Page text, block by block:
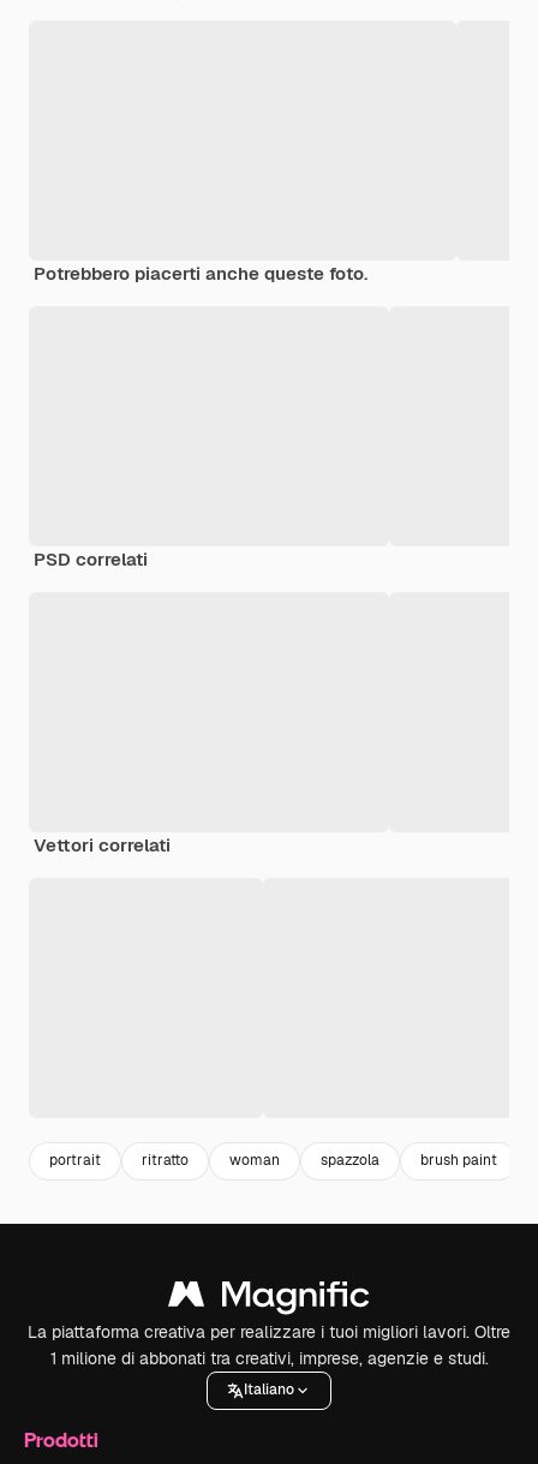
Potrebbero piacerti anche queste foto.
PSD correlati
Vettori correlati
portrait ritratto woman spazzola brush paint
La piattaforma creativa per realizzare i tuoi migliori lavori. Oltre
1 milione di abbonati tra creativi, imprese, agenzie e studi.
Italiano
Prodotti